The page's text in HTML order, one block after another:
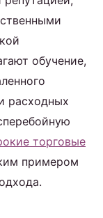
обучение,
расходных
торговые
примером